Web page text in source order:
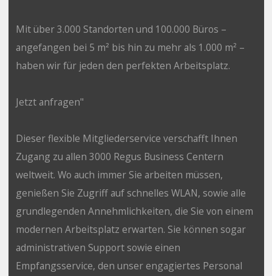
Mit über 3.000 Standorten und 100.000 Büros –
angefangen bei 5 m² bis hin zu mehr als 1.000 m² –
haben wir für jeden den perfekten Arbeitsplatz.
Jetzt anfragen"
Dieser flexible Mitgliederservice verschafft Ihnen
Zugang zu allen 3000 Regus Business Centern
weltweit. Wo auch immer Sie arbeiten müssen,
genießen Sie Zugriff auf schnelles WLAN, sowie alle
grundlegenden Annehmlichkeiten, die Sie von einem
modernen Arbeitsplatz erwarten. Sie können sogar
administrativen Support sowie einen
Empfangsservice, den unser engagiertes Personal